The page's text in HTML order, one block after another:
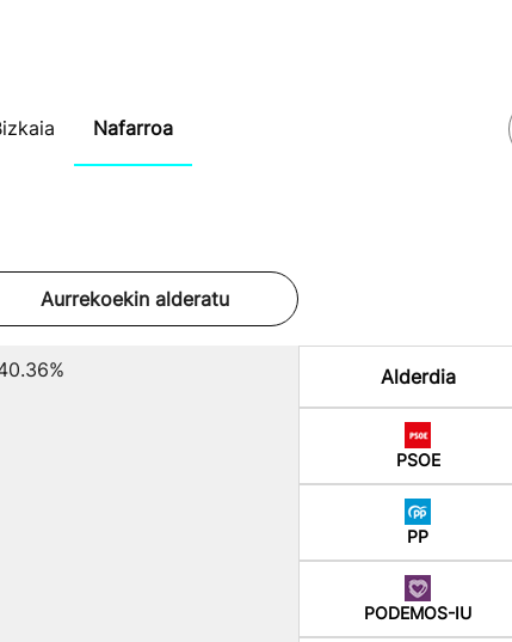
Nafarroa
Aurrekoekin alderatu
Alderdia
PSOE
PP
PODEMOS-IU